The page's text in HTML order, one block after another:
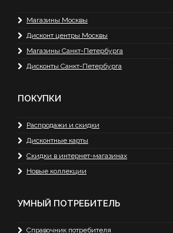
Магазины Москвы
Дисконт центры Москвы
Магазины Санкт-Петербурга
Дисконты Санкт-Петербурга
ПОКУПКИ
Распродажи и скидки
Дисконтные карты
Скидки в интернет-магазинах
Новые коллекции
УМНЫЙ ПОТРЕБИТЕЛЬ
Справочник потребителя